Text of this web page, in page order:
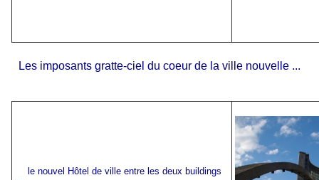
Les imposants gratte-ciel du coeur de la ville nouvelle ...
le nouvel Hôtel de ville entre les deux buildings